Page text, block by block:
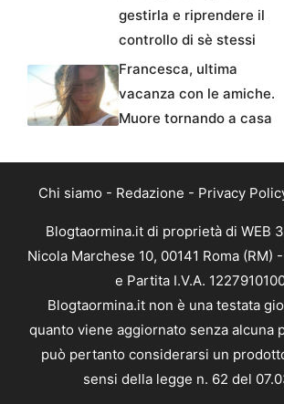
gestirla e riprendere il
controllo di sè stessi
Francesca, ultima
vacanza con le amiche.
Muore tornando a casa
Chi siamo - Redazione - Privacy
Blogtaormina.it di proprietà di WEB
Nicola Marchese 10, 00141 Roma (RM)
e Partita I.V.A.
Blogtaormina.it non è una testata
quanto viene aggiornato senza alcuna
può pertanto considerarsi un
sensi della legge n. 62 del